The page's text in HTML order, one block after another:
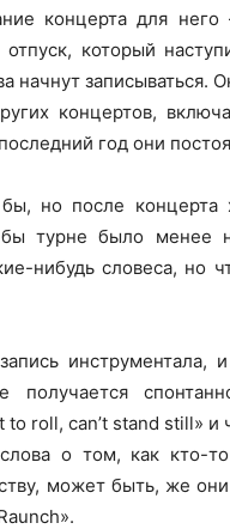
концерта для
который
начнут записываться.
концертов,
год они
но после концерта
бы турне было
нибудь словеса, но
инструментала,
получается
to roll, can’t stand still»
о том, как кто-
может быть, же